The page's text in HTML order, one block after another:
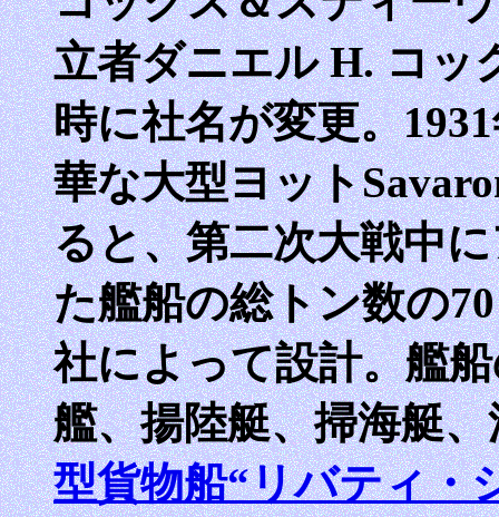
立者ダニエル H. コッ
時に社名が変更。
華な大型ヨット
ると、第二次大戦中
た艦船の総トン数の
社によって設計。艦
艦、揚陸艇、掃海艇
型貨物船“リバティ・